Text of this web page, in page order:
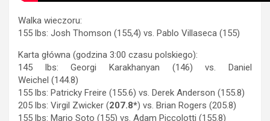
Walka wieczoru:
155 lbs: Josh Thomson (155,4) vs. Pablo Villaseca (155)
Karta główna (godzina 3:00 czasu polskiego):
145 lbs: Georgi Karakhanyan (146) vs. Daniel
Weichel (144.8)
155 lbs: Patricky Freire (155.6) vs. Derek Anderson (155.8)
205 lbs: Virgil Zwicker (207.8*) vs. Brian Rogers (205.8)
155 lbs: Mario Soto (155) vs. Adam Piccolotti (155.8)